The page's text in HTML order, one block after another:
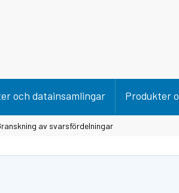
och datainsamlingar Produkter
av svarsfördelningar